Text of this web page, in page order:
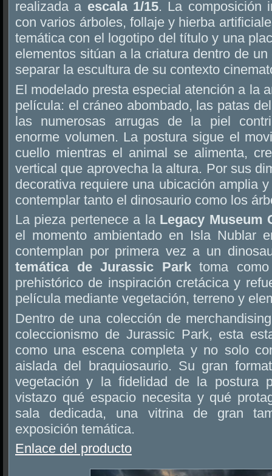
realizada a escala 1/15. La composición
con varios árboles, follaje y hierba
temática con el logotipo del título y una
elementos sitúan a la criatura dentro de
separar la escultura de su contexto
El modelado presta especial atención a la
película: el cráneo abombado, las patas
las numerosas arrugas de la piel
enorme volumen. La postura sigue el
cuello mientras el animal se alimenta,
vertical que aprovecha la altura. Por sus
decorativa requiere una ubicación amplia
contemplar tanto el dinosaurio como los
La pieza pertenece a la Legacy Museum
el momento ambientado en Isla Nublar
contemplan por primera vez a un
temática de Jurassic Parktoma como
prehistórico de inspiración cretácica y
película mediante vegetación, terreno y
Dentro de una colección de
coleccionismo de Jurassic Park, esta
como una escena completa y no solo
aislada del braquiosaurio. Su gran
vegetación y la fidelidad de la postura
vistazo qué espacio necesita y qué
sala dedicada, una vitrina de gran
exposición temática.
Enlace del producto